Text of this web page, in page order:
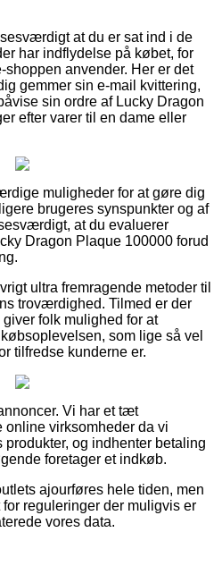
at du er sat ind i de
har indflydelse på købet, for
anvender. Her er det
gemmer sin e-mail kvittering,
sin ordre af Lucky Dragon
efter varer til en dame eller
muligheder for at gøre dig
brugeres synspunkter og af
at du evaluerer
Dragon Plaque 100000 forud
ultra fremragende metoder til
troværdighed. Tilmed er der
folk mulighed for at
som lige så vel
tilfredse kunderne er.
Vi har et tæt
online virksomheder da vi
produkter, og indhenter betaling
foretager et indkøb.
ajourføres hele tiden, men
reguleringer der muligvis er
vores data.